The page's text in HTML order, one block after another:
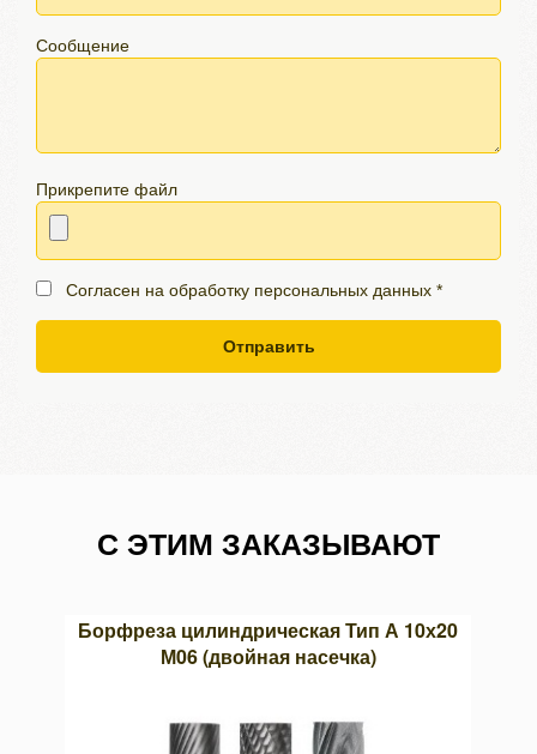
Сообщение
Прикрепите файл
Согласен на обработку персональных данных *
Отправить
С ЭТИМ ЗАКАЗЫВАЮТ
Борфреза цилиндрическая Тип А 10х20
М06 (двойная насечка)